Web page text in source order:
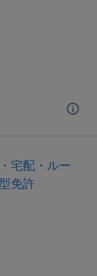
宅配・ルー
免許